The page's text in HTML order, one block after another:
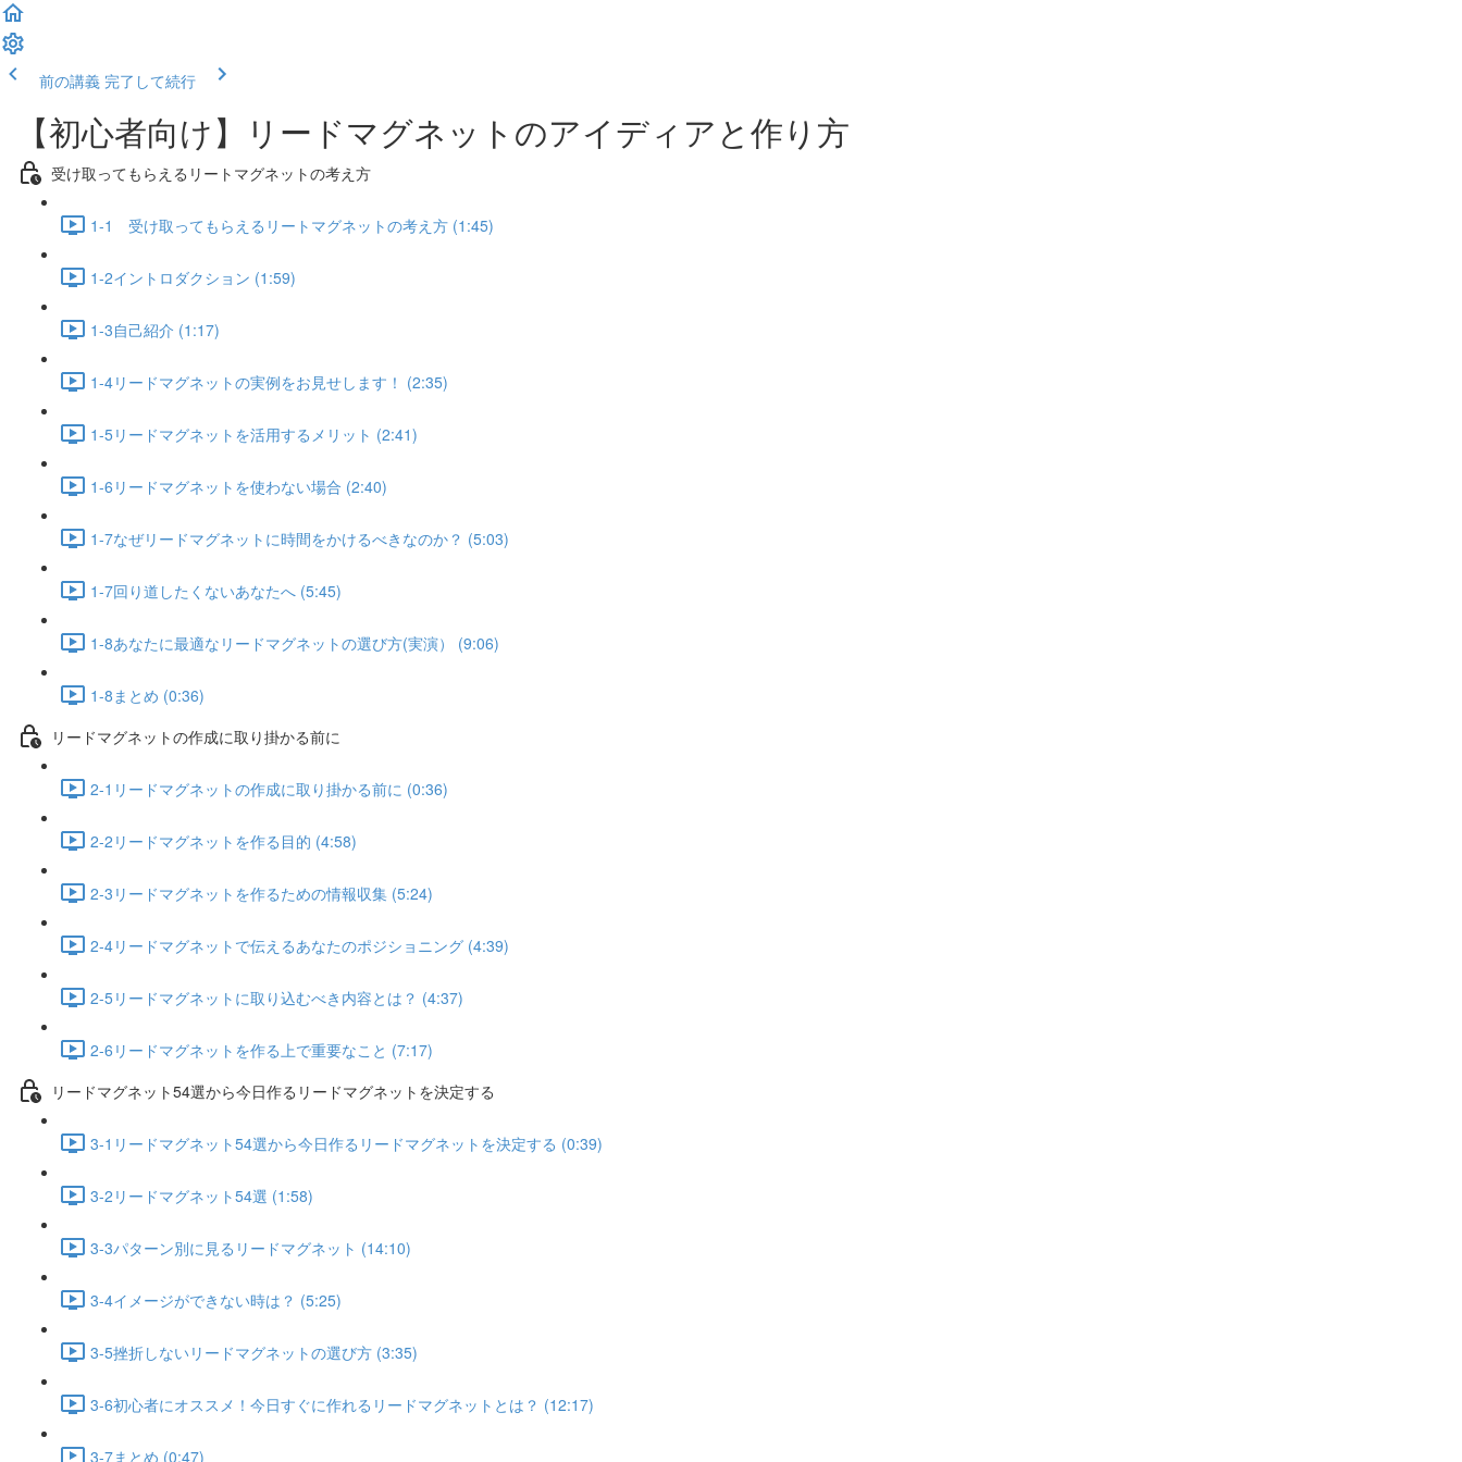
前の講義 完了して続行
【初心者向け】リードマグネットのアイディアと作り方
受け取ってもらえるリートマグネットの考え方
1-1 受け取ってもらえるリートマグネットの考え方 (1:45)
1-2イントロダクション (1:59)
1-3自己紹介 (1:17)
1-4リードマグネットの実例をお見せします！ (2:35)
1-5リードマグネットを活用するメリット (2:41)
1-6リードマグネットを使わない場合 (2:40)
1-7なぜリードマグネットに時間をかけるべきなのか？ (5:03)
1-7回り道したくないあなたへ (5:45)
1-8あなたに最適なリードマグネットの選び方(実演） (9:06)
1-8まとめ (0:36)
リードマグネットの作成に取り掛かる前に
2-1リードマグネットの作成に取り掛かる前に (0:36)
2-2リードマグネットを作る目的 (4:58)
2-3リードマグネットを作るための情報収集 (5:24)
2-4リードマグネットで伝えるあなたのポジショニング (4:39)
2-5リードマグネットに取り込むべき内容とは？ (4:37)
2-6リードマグネットを作る上で重要なこと (7:17)
リードマグネット54選から今日作るリードマグネットを決定する
3-1リードマグネット54選から今日作るリードマグネットを決定する (0:39)
3-2リードマグネット54選 (1:58)
3-3パターン別に見るリードマグネット (14:10)
3-4イメージができない時は？ (5:25)
3-5挫折しないリードマグネットの選び方 (3:35)
3-6初心者にオススメ！今日すぐに作れるリードマグネットとは？ (12:17)
3-7まとめ (0:47)